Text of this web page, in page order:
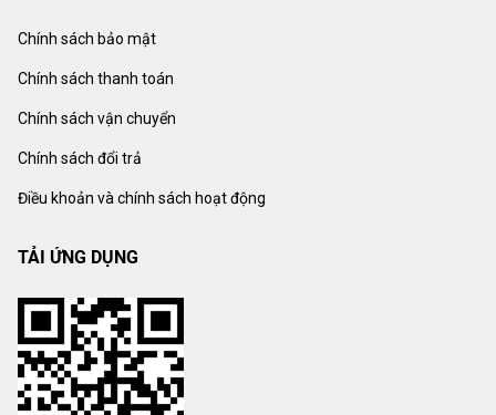
Chính sách bảo mật
Chính sách thanh toán
Chính sách vận chuyển
Chính sách đổi trả
Điều khoản và chính sách hoạt động
TẢI ỨNG DỤNG